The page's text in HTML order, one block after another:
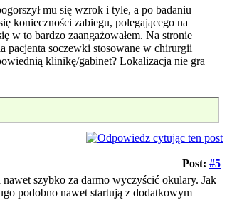
mu się wzrok i tyle, a po badaniu
konieczności zabiegu, polegającego na
w to bardzo zaangażowałem. Na stronie
pacjenta soczewki stosowane w chirurgii
klinikę/gabinet? Lokalizacja nie gra
Post: #5
szybko za darmo wyczyścić okulary. Jak
podobno nawet startują z dodatkowym